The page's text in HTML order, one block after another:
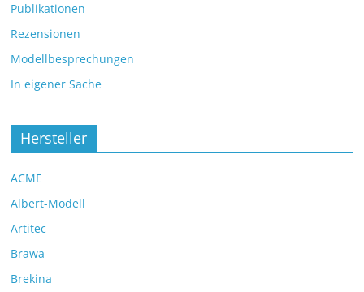
Publikationen
Rezensionen
Modellbesprechungen
In eigener Sache
Hersteller
ACME
Albert-Modell
Artitec
Brawa
Brekina